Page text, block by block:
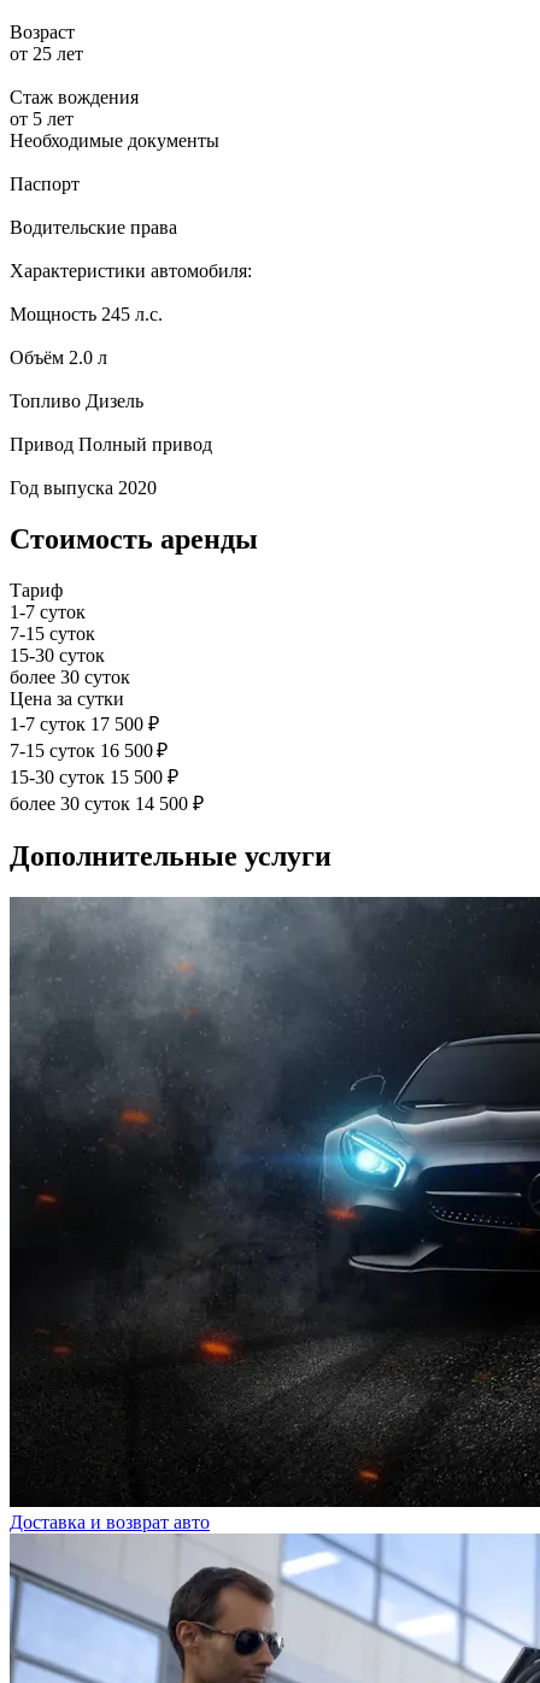
Возраст
от 25 лет
Стаж вождения
от 5 лет
Необходимые документы
Паспорт
Водительские права
Характеристики автомобиля:
Мощность 245 л.с.
Объём 2.0 л
Топливо Дизель
Привод Полный привод
Год выпуска 2020
Стоимость аренды
Тариф
1-7 суток
7-15 суток
15-30 суток
более 30 суток
Цена за сутки
1-7 суток 17 500 ₽
7-15 суток 16 500 ₽
15-30 суток 15 500 ₽
более 30 суток 14 500 ₽
Дополнительные услуги
Доставка и возврат авто